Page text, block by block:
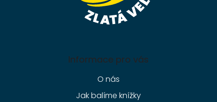
Informace pro vás
O nás
Jak balíme knížky